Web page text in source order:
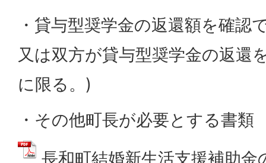
・貸与型奨学金の返還額を確認
又は双方が貸与型奨学金の返還
に限る。)
・その他町長が必要とする書類
長和町結婚新生活支援補助